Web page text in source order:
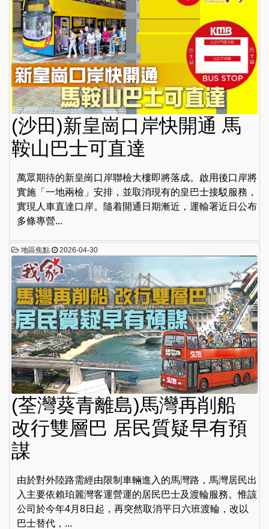
(沙田)新皇崗口岸快開通 馬
鞍山巴士可直達
萬眾期待的新皇崗口岸聯檢大樓即將落成。啟用後口岸將
實施「一地兩檢」安排，並取消現有的皇巴士接駁服務，
實現人車直達口岸。隨着開通日期漸近，運輸署近日公布
多條專營...
地區焦點 2026-04-30
(荃灣葵青離島)馬灣再削船
改行雙層巴 居民質疑早有預
謀
由於對外陸路需經由限制車輛進入的馬灣路，馬灣居民出
入主要依賴珀麗灣客運營運的居民巴士及渡輪服務。惟該
公司於今年4月8日起，再突然取消平日六班渡輪，改以
巴士替代，...